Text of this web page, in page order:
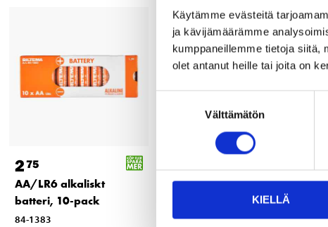
Käytämme evästeitä
ja kävijämäärämme
kumppaneillemme tietoja siitä,
olet antanut heille tai joita on
Välttämätön
KIELLÄ
275
AA/LR6 alkaliskt
batteri, 10-pack
84-1383
7
AA/LR6 Alkalist batteri,
84-1381